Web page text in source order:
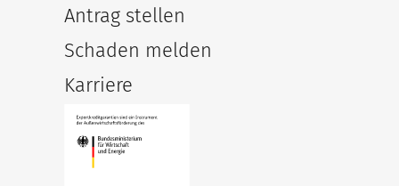
Antrag stellen
Schaden melden
Karriere